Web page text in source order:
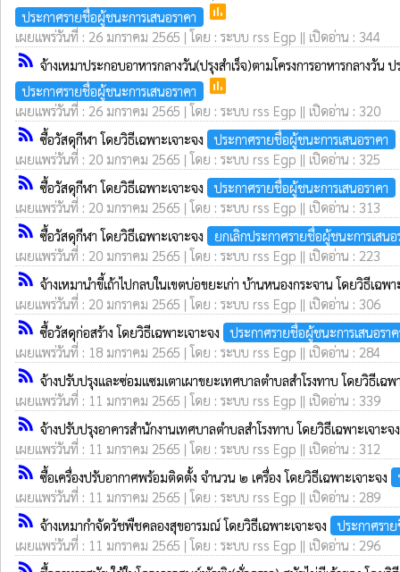
ประกาศรายชื่อผู้ชนะการเสนอราคา
poll
เผยแพร่วันที่ : 26 มกราคม 2565 | โดย : ระบบ rss Egp || เปิดอ่าน : 344
rss_feed จ้างเหมาประกอบอาหารกลางวัน(ปรุงสำเร็จ)ตามโครงการอาหารกลา
ประกาศรายชื่อผู้ชนะการเสนอราคา
poll
เผยแพร่วันที่ : 26 มกราคม 2565 | โดย : ระบบ rss Egp || เปิดอ่าน : 320
rss_feed ซื้อวัสดุกีฬา โดยวิธีเฉพาะเจาะจง ประกาศรายชื่อผู้ชนะการเสนอราคา
เผยแพร่วันที่ : 20 มกราคม 2565 | โดย : ระบบ rss Egp || เปิดอ่าน : 325
rss_feed ซื้อวัสดุกีฬา โดยวิธีเฉพาะเจาะจง ประกาศรายชื่อผู้ชนะการเสนอราคา
เผยแพร่วันที่ : 20 มกราคม 2565 | โดย : ระบบ rss Egp || เปิดอ่าน : 313
rss_feed ซื้อวัสดุกีฬา โดยวิธีเฉพาะเจาะจง
ยกเลิกประกาศรายชื่อผู้ชนะการเสนอ
เผยแพร่วันที่ : 20 มกราคม 2565 | โดย : ระบบ rss Egp || เปิดอ่าน : 223
rss_feed จ้างเหมานำขี้เถ้าไปกลบในเขตบ่อขยะเก่า บ้านหนองกระจาน โดยวิธีเฉพ
เผยแพร่วันที่ : 20 มกราคม 2565 | โดย : ระบบ rss Egp || เปิดอ่าน : 306
rss_feed ซื้อวัสดุก่อสร้าง โดยวิธีเฉพาะเจาะจง
ประกาศรายชื่อผู้ชนะการเสนอรา
เผยแพร่วันที่ : 18 มกราคม 2565 | โดย : ระบบ rss Egp || เปิดอ่าน : 284
rss_feed จ้างปรับปรุงและซ่อมแซมเตาเผาขยะเทศบาลตำบลสำโรงทาบ โดยวิธีเฉพ
เผยแพร่วันที่ : 11 มกราคม 2565 | โดย : ระบบ rss Egp || เปิดอ่าน : 339
rss_feed จ้างปรับปรุงอาคารสำนักงานเทศบาลตำบลสำโรงทาบ โดยวิธีเฉพาะเจาะจ
เผยแพร่วันที่ : 11 มกราคม 2565 | โดย : ระบบ rss Egp || เปิดอ่าน : 312
rss_feed ซื้อเครื่องปรับอากาศพร้อมติดตั้ง จำนวน ๒ เครื่อง โดยวิธีเฉพาะเจาะจง
เผยแพร่วันที่ : 11 มกราคม 2565 | โดย : ระบบ rss Egp || เปิดอ่าน : 289
rss_feed จ้างเหมากำจัดวัชพืชคลองสุขอารมณ์ โดยวิธีเฉพาะเจาะจง
ประกาศรา
เผยแพร่วันที่ : 11 มกราคม 2565 | โดย : ระบบ rss Egp || เปิดอ่าน : 296